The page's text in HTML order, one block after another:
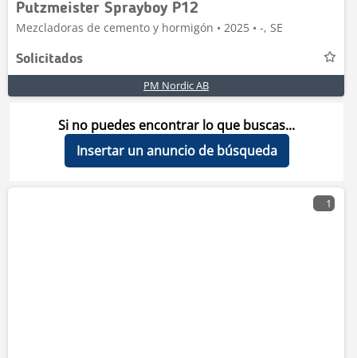
Putzmeister Sprayboy P12
Mezcladoras de cemento y hormigón • 2025 • -, SE
Solicitados
PM Nordic AB
Si no puedes encontrar lo que buscas...
Insertar un anuncio de búsqueda
1